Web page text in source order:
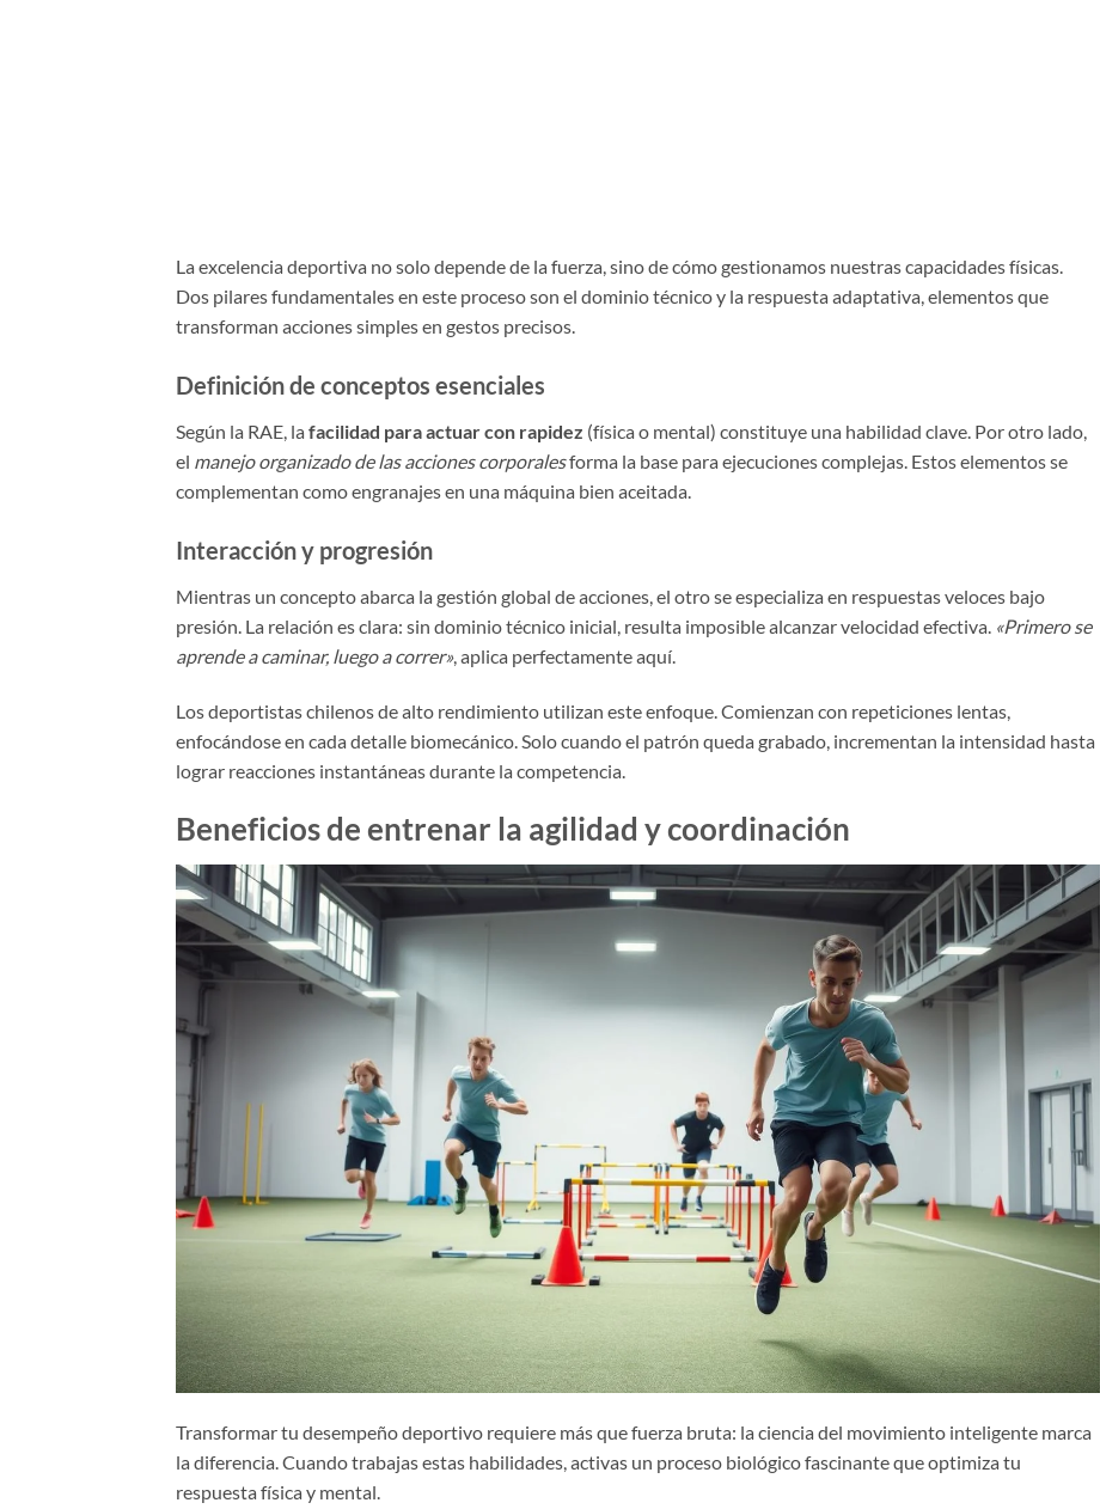
La excelencia deportiva no solo depende de la fuerza, sino de cómo gestionamos nuestras capacidades físicas.
Dos pilares fundamentales en este proceso son el dominio técnico y la respuesta adaptativa, elementos que
transforman acciones simples en gestos precisos.
Definición de conceptos esenciales
Según la RAE, la facilidad para actuar con rapidez (física o mental) constituye una habilidad clave. Por otro lado,
el manejo organizado de las acciones corporalesforma la base para ejecuciones complejas. Estos elementos se
complementan como engranajes en una máquina bien aceitada.
Interacción y progresión
Mientras un concepto abarca la gestión global de acciones, el otro se especializa en respuestas veloces bajo
presión. La relación es clara: sin dominio técnico inicial, resulta imposible alcanzar velocidad efectiva. «Primero se
aprende a caminar, luego a correr», aplica perfectamente aquí.
Los deportistas chilenos de alto rendimiento utilizan este enfoque. Comienzan con repeticiones lentas,
enfocándose en cada detalle biomecánico. Solo cuando el patrón queda grabado, incrementan la intensidad hasta
lograr reacciones instantáneas durante la competencia.
Beneficios de entrenar la agilidad y coordinación
Transformar tu desempeño deportivo requiere más que fuerza bruta: la ciencia del movimiento inteligente marca
la diferencia. Cuando trabajas estas habilidades, activas un proceso biológico fascinante que optimiza tu
respuesta física y mental.